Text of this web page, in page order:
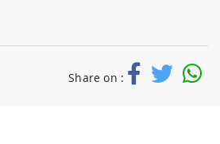
Share on :